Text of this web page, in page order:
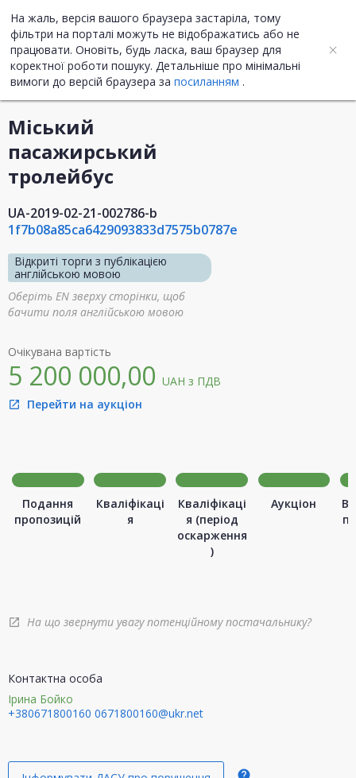
На жаль, версія вашого браузера застаріла, тому
фільтри на порталі можуть не відображатись або не
працювати. Оновіть, будь ласка, ваш браузер для
коректної роботи пошуку. Детальніше про мінімальні
вимоги до версій браузера за посиланням .
UA ENG
Інформація про закупівлю
Міський
пасажирський
тролейбус
UA-2019-02-21-002786-b
1f7b08a85ca6429093833d7575b0787e
Відкриті торги з публікацією
англійською мовою
Оберіть EN зверху сторінки, щоб
бачити поля англійською мовою
Очікувана вартість
5 200 000,00 UAH з ПДВ
open_in_new Перейти на аукціон
Подання
пропозицій
Кваліфікаці
я
Кваліфікаці
я (період
оскарження
)
Аукціон
open_in_new На що звернути увагу потенційному постачальнику?
Контактна особа
Ірина Бойко
+380671800160 0671800160@ukr.net
help